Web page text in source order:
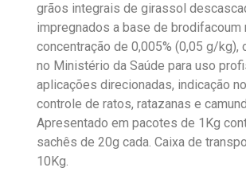
grãos integrais de girassol
impregnados a base de brodifacoum
concentração de 0,005% (0,05 g/kg),
no Ministério da Saúde para uso
aplicações direcionadas, indicação
controle de ratos, ratazanas e
Apresentado em pacotes de 1Kg
sachês de 20g cada. Caixa de
10Kg.